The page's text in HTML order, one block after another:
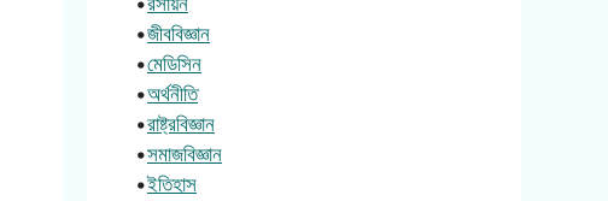
•জীববিজ্ঞান
•মেডিসিন
•অর্থনীতি
•রাষ্ট্রবিজ্ঞান
•সমাজবিজ্ঞান
•ইতিহাস